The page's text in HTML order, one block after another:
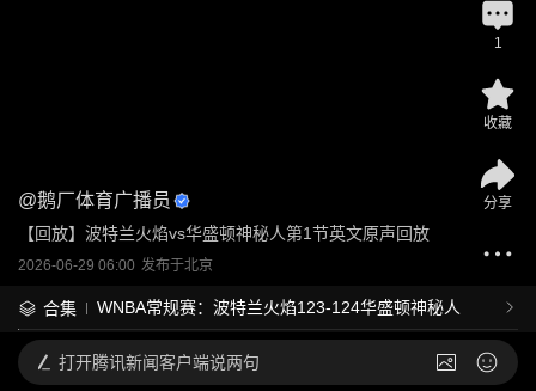
@鹅厂体育广播员
【回放】波特兰火焰vs华盛顿神秘人第1节英文原声回放
2026-06-29 06:00 发布于北京
合集 WNBA常规赛：波特兰火焰123-124华盛顿神秘人
1
收藏
分享
打开腾讯新闻客户端说两句